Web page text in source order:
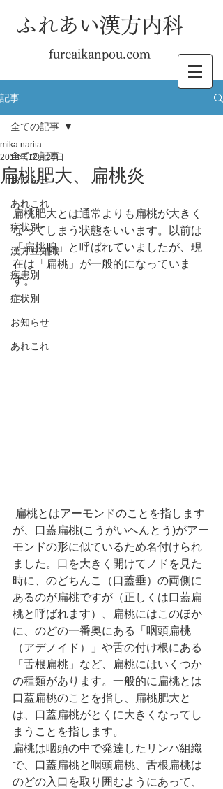
ふれあい漢方内科
fureaikanpou.com
記事
全ての記事
お知らせ
あれこれ
症状別
漢方豆知識
疾患別
症状別
お知らせ
あれこれ
全ての記事
扁桃肥大、扁桃炎
mika narita
2018年12月24日
扁桃肥大とは通常よりも扁桃が大きく
なってしまう状態をいいます。以前は
「扁桃腺」と呼ばれていましたが、現
在は「扁桃」が一般的になっていま
す。
が、口蓋扁桃(こうがいへんとう)がアー
モンドの形に似ているため名付けられ
ました。口を大きく開けてノドを見た
時に、のどちんこ（口蓋垂）の両側に
あるのが扁桃ですが（正しくは口蓋扁
桃と呼ばれます）、扁桃にはこのほか
に、のどの一番奥にある「咽頭扁桃
（アデノイド）」や舌の付け根にある
「舌根扁桃」など、扁桃にはいくつか
の種類があります。一般的に扁桃とは
口蓋扁桃のことを指し、扁桃肥大と
は、口蓋扁桃がとくに大きくなってし
まうことを指します。
扁桃は咽頭の中で発達したリンパ組織
で、口蓋扁桃と咽頭扁桃、舌根扁桃は
のどの入口を取り囲むようにあって、